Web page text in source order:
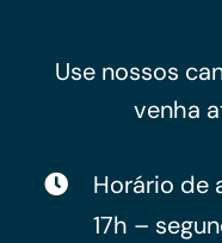
Use nossos
venha
Horário de
17h –